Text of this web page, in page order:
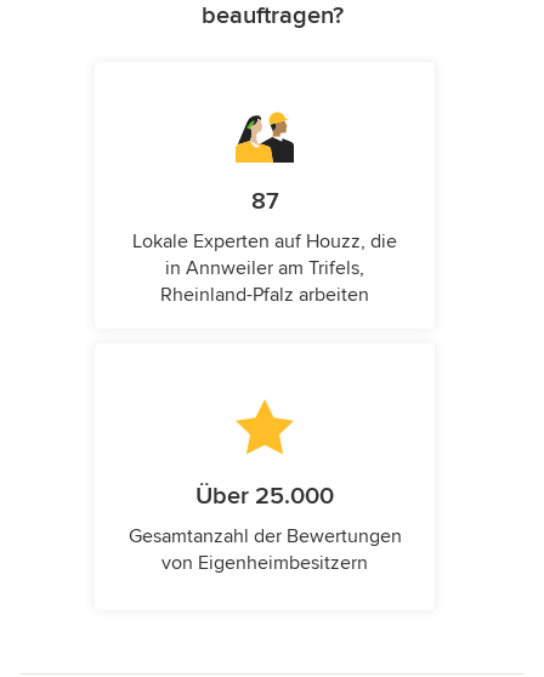
beauftragen?
87
Lokale Experten auf Houzz, die
in Annweiler am Trifels,
Rheinland-Pfalz arbeiten
Über 25.000
Gesamtanzahl der Bewertungen
von Eigenheimbesitzern